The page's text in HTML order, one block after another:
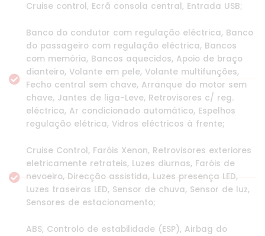
Cruise control, Ecrã consola central, Entrada USB;
Banco do condutor com regulação eléctrica, Banco
do passageiro com regulação eléctrica, Bancos
com memória, Bancos aquecidos, Apoio de braço
dianteiro, Volante em pele, Volante multifunções,
Fecho central sem chave, Arranque do motor sem
chave, Jantes de liga-Leve, Retrovisores c/ reg.
eléctrica, Ar condicionado automático, Espelhos
regulação elétrica, Vidros eléctricos à frente;
Cruise Control, Faróis Xenon, Retrovisores exteriores
eletricamente retrateis, Luzes diurnas, Faróis de
nevoeiro, Direcção assistida, Luzes presença LED,
Luzes traseiras LED, Sensor de chuva, Sensor de luz,
Sensores de estacionamento;
ABS, Controlo de estabilidade (ESP), Airbag do